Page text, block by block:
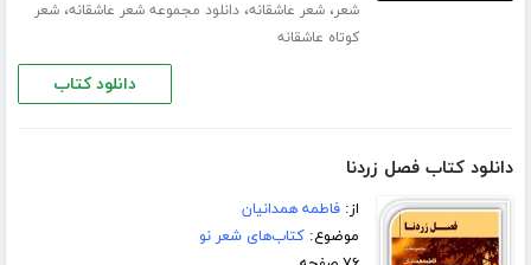
شعر،شعر عاشقانه،دانلود مجموعه شعر عاشقانه،شعر
کوتاه عاشقانه
دانلود کتاب
دانلود کتاب فصل زردنا
از:فاطمه همدانیان
موضوع:کتاب‌های شعر نو